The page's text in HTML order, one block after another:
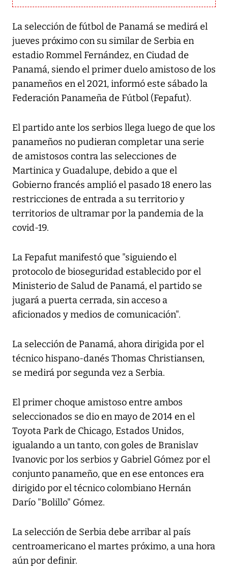
La selección de fútbol de Panamá se medirá el
jueves próximo con su similar de Serbia en
estadio Rommel Fernández, en Ciudad de
Panamá, siendo el primer duelo amistoso de los
panameños en el 2021, informó este sábado la
Federación Panameña de Fútbol (Fepafut).
El partido ante los serbios llega luego de que los
panameños no pudieran completar una serie
de amistosos contra las selecciones de
Martinica y Guadalupe, debido a que el
Gobierno francés amplió el pasado 18 enero las
restricciones de entrada a su territorio y
territorios de ultramar por la pandemia de la
covid-19.
La Fepafut manifestó que "siguiendo el
protocolo de bioseguridad establecido por el
Ministerio de Salud de Panamá, el partido se
jugará a puerta cerrada, sin acceso a
aficionados y medios de comunicación".
La selección de Panamá, ahora dirigida por el
técnico hispano-danés Thomas Christiansen,
se medirá por segunda vez a Serbia.
El primer choque amistoso entre ambos
seleccionados se dio en mayo de 2014 en el
Toyota Park de Chicago, Estados Unidos,
igualando a un tanto, con goles de Branislav
Ivanovic por los serbios y Gabriel Gómez por el
conjunto panameño, que en ese entonces era
dirigido por el técnico colombiano Hernán
Darío "Bolillo" Gómez.
La selección de Serbia debe arribar al país
centroamericano el martes próximo, a una hora
aún por definir.